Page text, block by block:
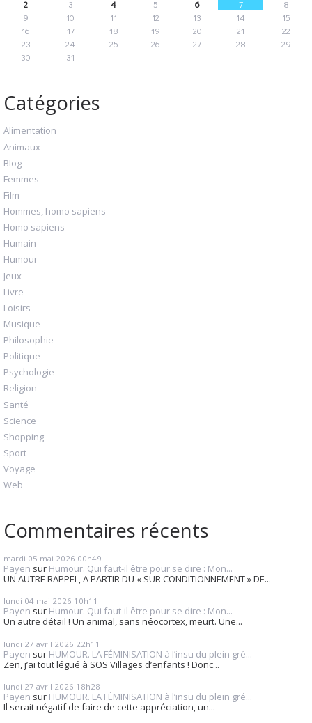
2 3 4 5 6 7
8
9
10 11 12 13 14
15
16
17 18 19 20 21
22
23
24 25 26 27 28
29
30
31
Catégories
Alimentation
Animaux
Blog
Femmes
Film
Hommes, homo sapiens
Homo sapiens
Humain
Humour
Jeux
Livre
Loisirs
Musique
Philosophie
Politique
Psychologie
Religion
Santé
Science
Shopping
Sport
Voyage
Web
Commentaires récents
mardi 05 mai 2026 00h49
Payen sur Humour. Qui faut-il être pour se dire : Mon...
UN AUTRE RAPPEL, A PARTIR DU « SUR CONDITIONNEMENT » DE...
lundi 04 mai 2026 10h11
Payen sur Humour. Qui faut-il être pour se dire : Mon...
Un autre détail ! Un animal, sans néocortex, meurt. Une...
lundi 27 avril 2026 22h11
Payen sur HUMOUR. LA FÉMINISATION à l’insu du plein gré...
Zen, j’ai tout légué à SOS Villages d’enfants ! Donc...
lundi 27 avril 2026 18h28
Payen sur HUMOUR. LA FÉMINISATION à l’insu du plein gré...
Il serait négatif de faire de cette appréciation, un...